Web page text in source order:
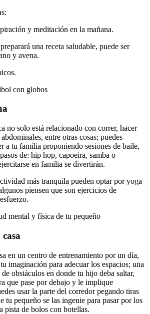
y meditación en la mañana.
una receta saludable, puede ser
y avena.
con globos
no solo está relacionado con correr, hacer
entre otras cosas; puedes
a tu familia proponiendo sesiones de baile,
de: hip hop, capoeira, samba o
en familia se divertirán.
más tranquila pueden optar por yoga
piensen que son ejercicios de
mental y física de tu pequeño
en un centro de entrenamiento por un día,
imaginación para adecuar los espacios; una
obstáculos en donde tu hijo deba saltar,
que pase por debajo y le implique
usar la parte del corredor pegando tiras
tu pequeño se las ingenie para pasar por los
de bolos con botellas.